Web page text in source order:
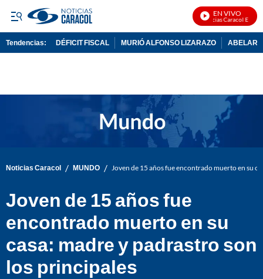
EN VIVO
Noticias Caracol En Vivo
Tendencias: DÉFICIT FISCAL MURIÓ ALFONSO LIZARAZO
Noticias Caracol / MUNDO / Joven de 15 años fue encontrado muerto en su
Joven de 15 años fue
encontrado muerto en su
casa: madre y padrastro son
los principales